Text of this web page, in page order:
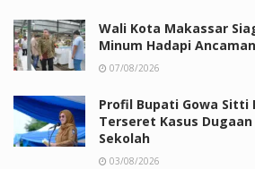
Wali Kota Makassar
Minum Hadapi
07/08/2026
Profil Bupati Gowa Sitti
Terseret Kasus
Sekolah
03/08/2026